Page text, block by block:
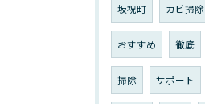
坂祝町 カビ掃除
おすすめ 徹底
掃除 サポート